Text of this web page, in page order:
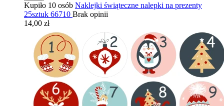
Kupiło 10 osób Naklejki świąteczne nalepki na prezenty
25sztuk 66710 Brak opinii
14,00 zł